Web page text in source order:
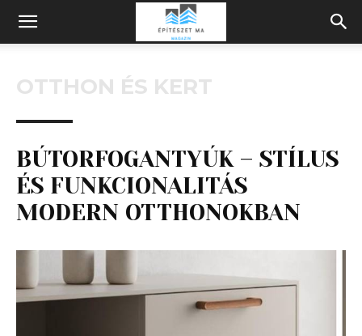
Építeszeti
Magazin
OTTHON ÉS KERT
BÚTORFOGANTYÚK – STÍLUS
ÉS FUNKCIONALITÁS
MODERN OTTHONOKBAN